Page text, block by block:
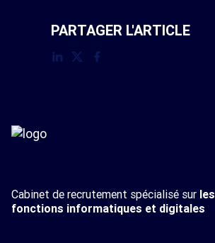
PARTAGER L'ARTICLE
Cabinet de recrutement spécialisé sur les
fonctions informatiques et digitales